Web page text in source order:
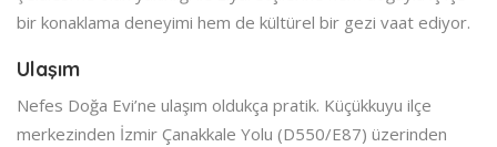
bir konaklama deneyimi hem de kültürel bir gezi vaat ediyor.
Ulaşım
Nefes Doğa Evi’ne ulaşım oldukça pratik. Küçükkuyu ilçe
merkezinden İzmir Çanakkale Yolu (D550/E87) üzerinden